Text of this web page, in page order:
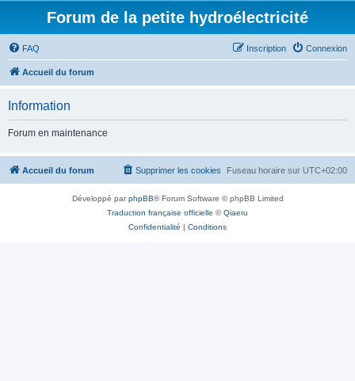
Forum de la petite hydroélectricité
FAQ Connexion
Inscription
Accueil du forum
Information
Forum en maintenance
Accueil du forum Fuseau horaire sur UTC+02:00
Supprimer les cookies
Développé parphpBB® Forum Software © phpBB Limited
Traduction française officielle ©Qiaeru
Confidentialité | Conditions